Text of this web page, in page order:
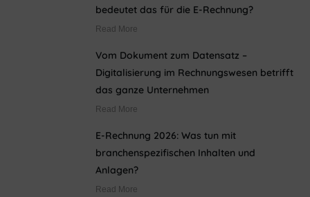
bedeutet das für die E-Rechnung?
Read More
Vom Dokument zum Datensatz –
Digitalisierung im Rechnungswesen betrifft
das ganze Unternehmen
Read More
E-Rechnung 2026: Was tun mit
branchenspezifischen Inhalten und
Anlagen?
Read More